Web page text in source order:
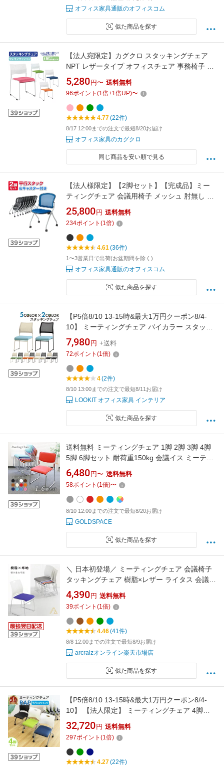
オフィス家具通販のオフィスコム
似た商品を探す
【法人宛限定】カグクロ スタッキングチェア
NPT レザータイプ オフィスチェア 事務椅子 ミ
ーティングチェア 会議椅子 会議用椅子 会議用
チェア 椅子 スタック ウレタンクッション ホワ
イトフレーム グリーン/ブルー/オレンジ/ピンク
事務所用 NPT-001V SDS
5,280 円〜 送料無料
96ポイント (1倍+1倍UP)〜
4.77(22件)
8/17 12:00までの注文で最短8/20お届け
オフィス家具のカグクロ
同じ商品を安い順で見る
【法人様限定】【2脚セット】【完成品】ミー
ティングチェア 会議用椅子 メッシュ 肘無し キ
ャスター付 平行スタック ネスティングスタッ
キングチェア メッシュチェア 会議椅子 椅子 折
りたたみ折り畳み チェア スタッキング 肘掛け
無し チェアー オフィスチェア
25,800 円 送料無料
234ポイント (1倍)
4.61(36件)
1〜3営業日で出荷(お盆期間を除く)
オフィス家具通販のオフィスコム
似た商品を探す
【P5倍8/10 13-15時&最大1万円クーポン8/4-
10】 ミーティングチェア バイカラー スタッキ
ング メッシュ チェア 会議用チェア スタッキン
グチェア 会議チェア ワークチェア セミナー 積
み重ね おしゃれ OCM-AST
7,980 円 +送料
72ポイント (1倍)
4(2件)
8/10 13:00までの注文で最短8/11お届け
LOOKIT オフィス家具 インテリア
似た商品を探す
送料無料 ミーティングチェア 1脚 2脚 3脚 4脚
5脚 6脚セット 耐荷重150kg 会議イス ミーティ
ング イス 椅子 スタッキングチェア カラフル 便
利 肘なし パイプイス パイプ椅子 頑丈 スクール
病院 食堂 集会 パステル モノトーン まとめ買い
冠婚葬祭 mchairc06
6,480 円〜 送料無料
58ポイント (1倍)〜
8/10 12:00までの注文で最短8/20お届け
GOLDSPACE
似た商品を探す
＼ 日本初登場／ ミーティングチェア 会議椅子
タッキングチェア 樹脂×レザー ライタス 会議用
チェア 会議チェア 会議室 椅子 チェア 軽量 積
み重ね ループ脚 会議室 休憩室 会議チェア グル
ープチェア フィス家具 arcraiz
4,390 円 送料無料
39ポイント (1倍)
4.46(41件)
8/8 12:00までの注文で最短8/9お届け
arcraizオンライン楽天市場店
似た商品を探す
【P5倍8/10 13-15時&最大1万円クーポン8/4-
10】 【法人限定】 ミーティングチェア 4脚セ
ット ネスティングチェア 椅子 平行スタッキン
グ 会議用椅子 会議チェア 軽量 移動 キャスター
会議室 完成品 Rap-NC-S4
32,720 円 送料無料
297ポイント (1倍)
4.27(22件)